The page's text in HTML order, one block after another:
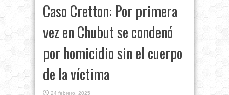
Caso Cretton: Por primera
vez en Chubut se condenó
por homicidio sin el cuerpo
de la víctima
24 febrero, 2025